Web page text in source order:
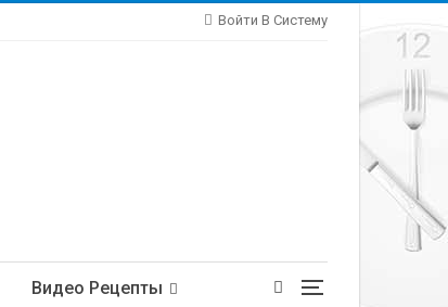
Войти В Систему
Видео Рецепты